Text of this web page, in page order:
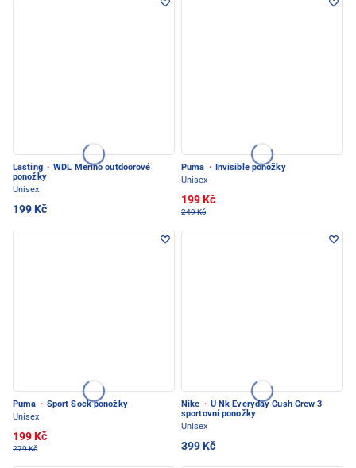
Lasting · WDL Merino outdoorové
ponožky
Unisex
199 Kč
Puma ·
Invisible ponožky
Unisex
199 Kč
249 Kč
Puma · Sport Sock ponožky
Unisex
199 Kč
279 Kč
Nike · U Nk Everyday Cush Crew 3
sportovní ponožky
Unisex
399 Kč